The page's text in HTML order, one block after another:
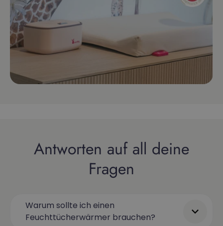
Antworten auf all deine
Fragen
Warum sollte ich einen
Feuchttücherwärmer brauchen?